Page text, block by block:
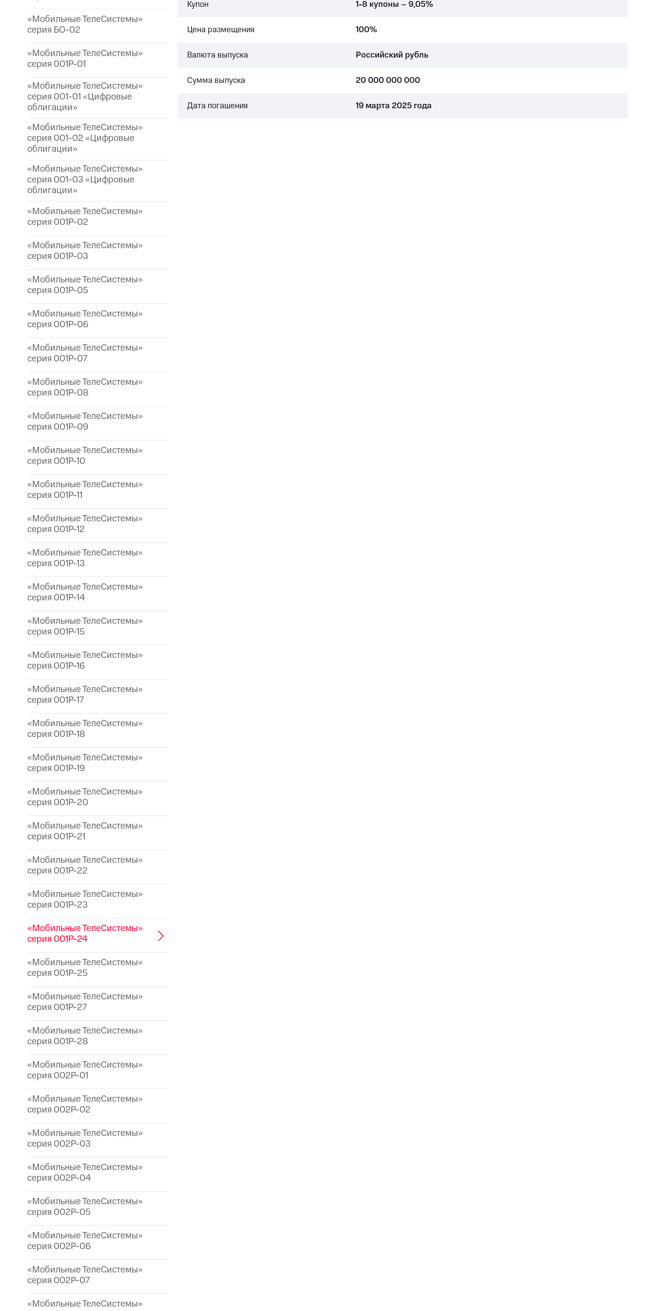
«Мобильные ТелеСистемы»
серия БО-02
«Мобильные ТелеСистемы»
серия 001P-01
«Мобильные ТелеСистемы»
серия 001-01 «Цифровые
облигации»
«Мобильные ТелеСистемы»
серия 001-02 «Цифровые
облигации»
«Мобильные ТелеСистемы»
серия 001-03 «Цифровые
облигации»
«Мобильные ТелеСистемы»
серия 001P-02
«Мобильные ТелеСистемы»
серия 001P-03
«Мобильные ТелеСистемы»
серия 001P-05
«Мобильные ТелеСистемы»
серия 001P-06
«Мобильные ТелеСистемы»
серия 001P-07
«Мобильные ТелеСистемы»
серия 001P-08
«Мобильные ТелеСистемы»
серия 001P-09
«Мобильные ТелеСистемы»
серия 001P-10
«Мобильные ТелеСистемы»
серия 001P-11
«Мобильные ТелеСистемы»
серия 001P-12
«Мобильные ТелеСистемы»
серия 001P-13
«Мобильные ТелеСистемы»
серия 001P-14
«Мобильные ТелеСистемы»
серия 001P-15
«Мобильные ТелеСистемы»
серия 001P-16
«Мобильные ТелеСистемы»
серия 001P-17
«Мобильные ТелеСистемы»
серия 001P-18
«Мобильные ТелеСистемы»
серия 001P-19
«Мобильные ТелеСистемы»
серия 001P-20
«Мобильные ТелеСистемы»
серия 001P-21
«Мобильные ТелеСистемы»
серия 001P-22
«Мобильные ТелеСистемы»
серия 001P-23
«Мобильные ТелеСистемы»
серия 001P-24
«Мобильные ТелеСистемы»
серия 001P-25
«Мобильные ТелеСистемы»
серия 001P-27
«Мобильные ТелеСистемы»
серия 001P-28
«Мобильные ТелеСистемы»
серия 002P-01
«Мобильные ТелеСистемы»
серия 002P-02
«Мобильные ТелеСистемы»
серия 002P-03
«Мобильные ТелеСистемы»
серия 002P-04
«Мобильные ТелеСистемы»
серия 002P-05
«Мобильные ТелеСистемы»
серия 002P-06
«Мобильные ТелеСистемы»
серия 002P-07
«Мобильные ТелеСистемы»
Купон 1-8 купоны – 9,05%
Цена размещения 100%
Валюта выпуска Российский рубль
Сумма выпуска 20 000 000 000
Дата погашения 19 марта 2025 года